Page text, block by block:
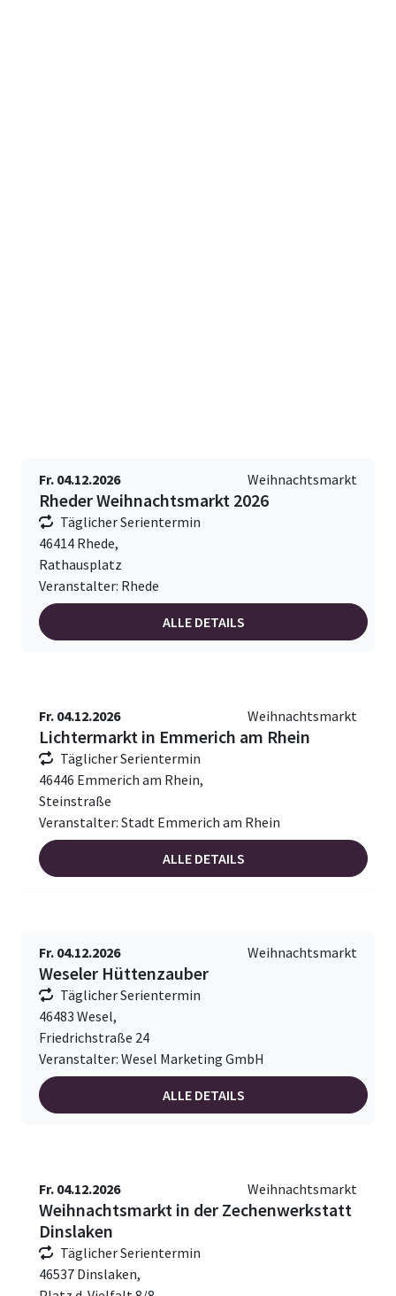
Fr. 04.12.2026 Weihnachtsmarkt
Rheder Weihnachtsmarkt 2026
Täglicher Serientermin
46414 Rhede,
Rathausplatz
Veranstalter: Rhede
ALLE DETAILS
Fr. 04.12.2026 Weihnachtsmarkt
Lichtermarkt in Emmerich am Rhein
Täglicher Serientermin
46446 Emmerich am Rhein,
Steinstraße
Veranstalter: Stadt Emmerich am Rhein
ALLE DETAILS
Fr. 04.12.2026 Weihnachtsmarkt
Weseler Hüttenzauber
Täglicher Serientermin
46483 Wesel,
Friedrichstraße 24
Veranstalter: Wesel Marketing GmbH
ALLE DETAILS
Fr. 04.12.2026 Weihnachtsmarkt
Weihnachtsmarkt in der Zechenwerkstatt
Dinslaken
Täglicher Serientermin
46537 Dinslaken,